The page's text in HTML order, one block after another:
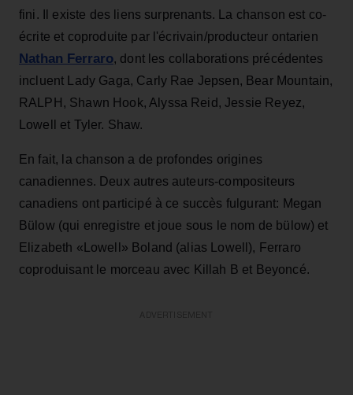
fini. Il existe des liens surprenants. La chanson est co-
écrite et coproduite par l'écrivain/producteur ontarien
Nathan Ferraro, dont les collaborations précédentes
incluent Lady Gaga, Carly Rae Jepsen, Bear Mountain,
RALPH, Shawn Hook, Alyssa Reid, Jessie Reyez,
Lowell et Tyler. Shaw.
En fait, la chanson a de profondes origines
canadiennes. Deux autres auteurs-compositeurs
canadiens ont participé à ce succès fulgurant: Megan
Bülow (qui enregistre et joue sous le nom de bülow) et
Elizabeth «Lowell» Boland (alias Lowell), Ferraro
coproduisant le morceau avec Killah B et Beyoncé.